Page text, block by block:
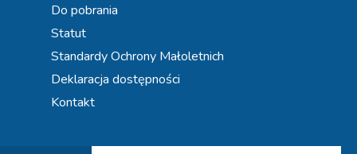
Do pobrania
Statut
Standardy Ochrony Małoletnich
Deklaracja dostępności
Kontakt